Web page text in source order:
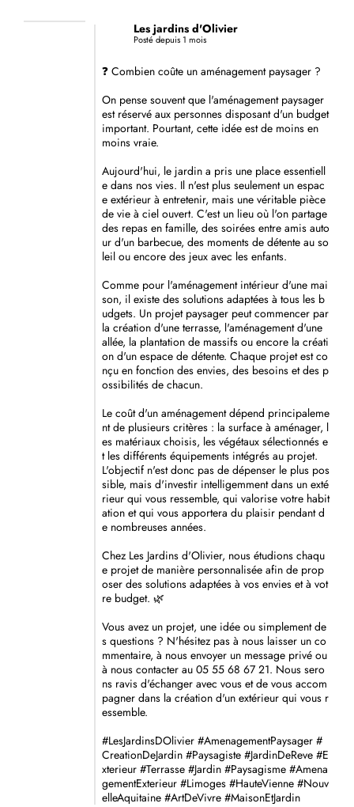
Les jardins d'Olivier
Posté depuis 1 mois
❓ Combien coûte un aménagement paysager ?
On pense souvent que l'aménagement paysager
est réservé aux personnes disposant d'un budget
important. Pourtant, cette idée est de moins en
moins vraie.
Aujourd'hui, le jardin a pris une place essentiell
e dans nos vies. Il n'est plus seulement un espac
e extérieur à entretenir, mais une véritable pièce
de vie à ciel ouvert. C'est un lieu où l'on partage
des repas en famille, des soirées entre amis auto
ur d'un barbecue, des moments de détente au so
leil ou encore des jeux avec les enfants.
Comme pour l'aménagement intérieur d'une mai
son, il existe des solutions adaptées à tous les b
udgets. Un projet paysager peut commencer par
la création d'une terrasse, l'aménagement d'une
allée, la plantation de massifs ou encore la créati
on d'un espace de détente. Chaque projet est co
nçu en fonction des envies, des besoins et des p
ossibilités de chacun.
Le coût d'un aménagement dépend principaleme
nt de plusieurs critères : la surface à aménager, l
es matériaux choisis, les végétaux sélectionnés e
t les différents équipements intégrés au projet.
L'objectif n'est donc pas de dépenser le plus pos
sible, mais d'investir intelligemment dans un exté
rieur qui vous ressemble, qui valorise votre habit
ation et qui vous apportera du plaisir pendant d
e nombreuses années.
Chez Les Jardins d'Olivier, nous étudions chaqu
e projet de manière personnalisée afin de prop
oser des solutions adaptées à vos envies et à vot
re budget. 🌿
Vous avez un projet, une idée ou simplement de
s questions ? N'hésitez pas à nous laisser un co
mmentaire, à nous envoyer un message privé ou
à nous contacter au 05 55 68 67 21. Nous sero
ns ravis d'échanger avec vous et de vous accom
pagner dans la création d'un extérieur qui vous r
essemble.
#LesJardinsDOlivier#AmenagementPaysager #
CreationDeJardin #Paysagiste #JardinDeReve #E
xterieur #Terrasse #Jardin #Paysagisme #Amena
gementExterieur #Limoges #HauteVienne #Nouv
elleAquitaine #ArtDeVivre #MaisonEtJardin